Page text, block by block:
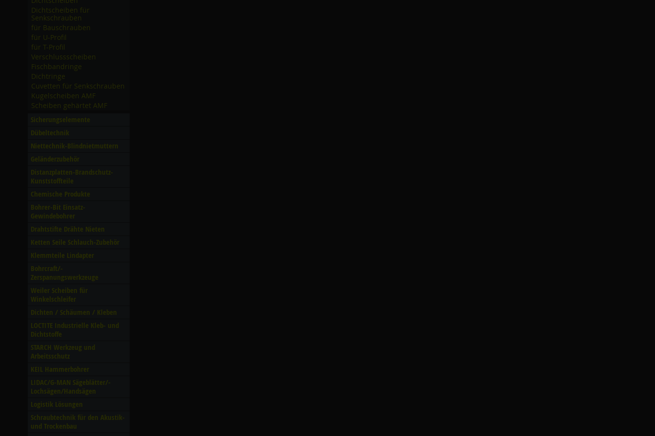
Dichtscheiben für
Senkschrauben
für Bauschrauben
für U-Profil
für T-Profil
Verschlussscheiben
Fischbandringe
Dichtringe
Cuvetten für Senkschrauben
Kugelscheiben AMF
Scheiben gehärtet AMF
Sicherungselemente
Dübeltechnik
Niettechnik-Blindnietmuttern
Geländerzubehör
Distanzplatten-Brandschutz-
Kunststoffteile
Chemische Produkte
Bohrer-Bit Einsatz-
Gewindebohrer
Drahtstifte Drähte Nieten
Ketten Seile Schlauch-Zubehör
Klemmteile Lindapter
Bohrcraft/­
Zerspanungswerkzeuge
Weiler Scheiben für
Winkelschleifer
Dichten /­ Schäumen /­ Kleben
LOCTITE Industrielle Kleb- und
Dichtstoffe
STARCH Werkzeug und
Arbeitsschutz
KEIL Hammerbohrer
LIDAC/­G-MAN Sägeblätter/­
Lochsägen/­Handsägen
Logistik Lösungen
Schraubtechnik für den Akustik-
und Trockenbau